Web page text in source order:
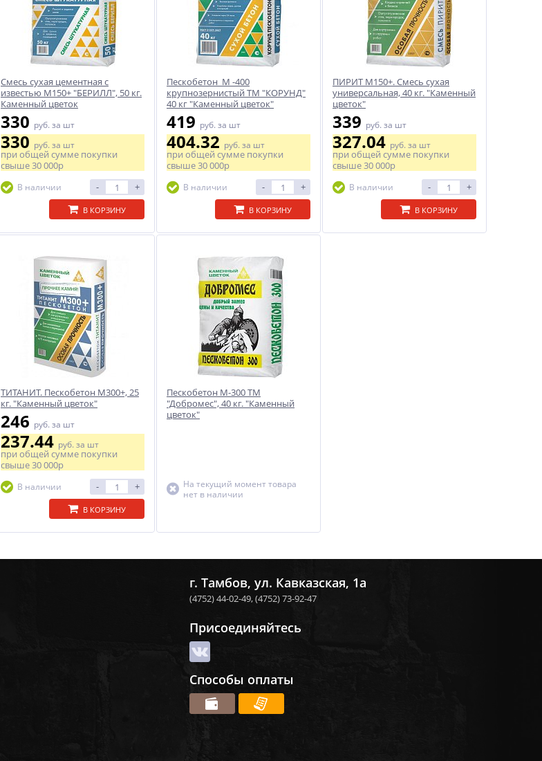
Смесь сухая цементная с
известью М150+ "БЕРИЛЛ", 50 кг.
Каменный цветок
330 руб. за шт
330руб. за шт
при общей сумме покупки
свыше30 000р
В наличии - +
В КОРЗИНУ
Пескобетон М -400
крупнозернистый ТМ "КОРУНД"
40 кг "Каменный цветок"
419 руб. за шт
404.32руб. за шт
при общей сумме покупки
свыше30 000р
В наличии - +
В КОРЗИНУ
ПИРИТ М150+. Смесь сухая
универсальная, 40 кг. "Каменный
цветок"
339 руб. за шт
327.04руб. за шт
при общей сумме покупки
свыше30 000р
В наличии - +
В КОРЗИНУ
ТИТАНИТ. Пескобетон М300+, 25
кг. "Каменный цветок"
246 руб. за шт
237.44руб. за шт
при общей сумме покупки
свыше30 000р
В наличии - +
В КОРЗИНУ
Пескобетон М-300 ТМ
"Добромес", 40 кг. "Каменный
цветок"
На текущий момент товара
нет в наличии
г. Тамбов, ул. Кавказская, 1а
(4752) 44-02-49,(4752) 73-92-47
Присоединяйтесь
Способы оплаты